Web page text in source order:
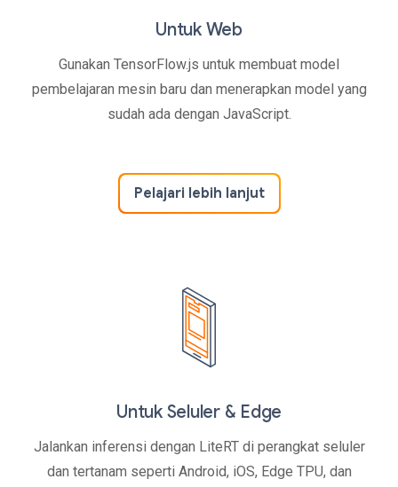
Untuk Web
Gunakan TensorFlow.js untuk membuat model
pembelajaran mesin baru dan menerapkan model yang
sudah ada dengan JavaScript.
Pelajari lebih lanjut
Untuk Seluler & Edge
Jalankan inferensi dengan LiteRT di perangkat seluler
dan tertanam seperti Android, iOS, Edge TPU, dan